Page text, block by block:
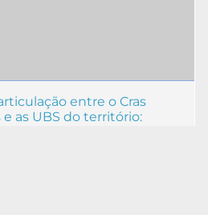
entre o Cras
as UBS do território: